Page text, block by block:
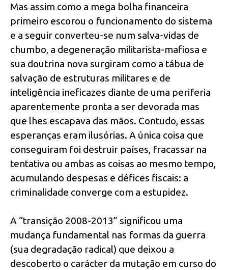
Mas assim como a mega bolha financeira
primeiro escorou o funcionamento do sistema
e a seguir converteu-se num salva-vidas de
chumbo, a degeneração militarista-mafiosa e
sua doutrina nova surgiram como a tábua de
salvação de estruturas militares e de
inteligência ineficazes diante de uma periferia
aparentemente pronta a ser devorada mas
que lhes escapava das mãos. Contudo, essas
esperanças eram ilusórias. A única coisa que
conseguiram foi destruir países, fracassar na
tentativa ou ambas as coisas ao mesmo tempo,
acumulando despesas e défices fiscais: a
criminalidade converge com a estupidez.
A “transição 2008-2013” significou uma
mudança fundamental nas formas da guerra
(sua degradação radical) que deixou a
descoberto o carácter da mutação em curso do